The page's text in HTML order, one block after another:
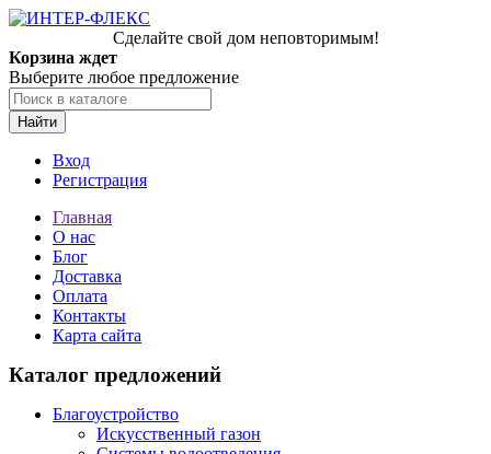
Сделайте свой дом неповторимым!
Корзина ждет
Выберите любое предложение
Найти
Вход
Регистрация
Главная
О нас
Блог
Доставка
Оплата
Контакты
Карта сайта
Каталог предложений
Благоустройство
Искусственный газон